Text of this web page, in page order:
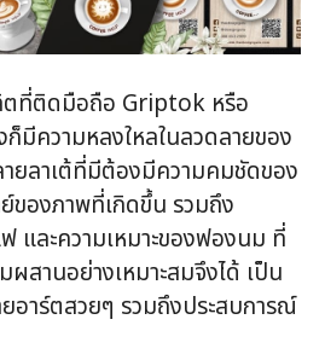
ตที่ติดมือถือ Griptok หรือ
มีความหลงใหลในลวดลายของ
ายลาเต้ที่มีต้องมีความคมชัดของ
ของภาพที่เกิดขึ้น รวมถึง
และความเหมาะของฟองนม ที่
สานอย่างเหมาะสมจึงได้ เป็น
อาร์ตสวยๆ รวมถึงประสบการณ์